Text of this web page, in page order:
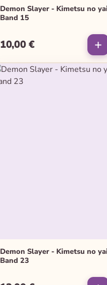
Demon Slayer - Kimetsu no
Band 15
Regulärer Preis:
10,00 €
Demon Slayer - Kimetsu no
Band 23